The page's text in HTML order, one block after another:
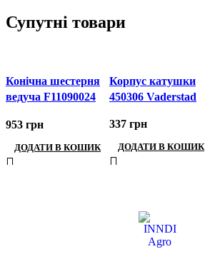
Супутні товари
Конічна шестерня
ведуча F11090024
953 грн
ДОДАТИ В КОШИК
Корпус катушки
450306 Vaderstad
337 грн
ДОДАТИ В КОШИК